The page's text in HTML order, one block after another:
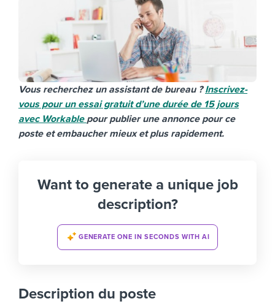
Vous recherchez un assistant de bureau ?Inscrivez-
vous pour un essai gratuit d’une durée de 15 jours
avec Workable pour publier une annonce pour ce
poste et embaucher mieux et plus rapidement.
Want to generate a unique job
description?
GENERATE ONE IN SECONDS WITH AI
Description du poste